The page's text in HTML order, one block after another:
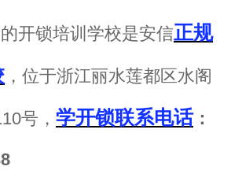
开锁培训学校是安信正规
，位于浙江丽水莲都区水阁
号， 学开锁联系电话：